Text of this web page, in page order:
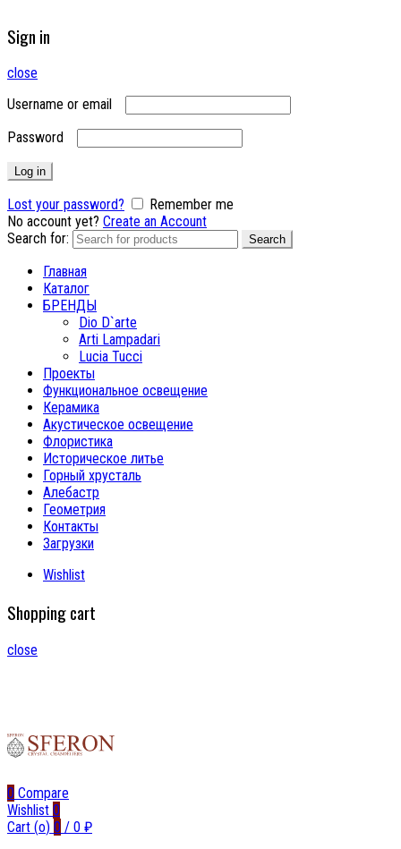
Sign in
close
Username or email
Password
Log in
Lost your password?
Remember me
No account yet? Create an Account
Search for:
Search
Главная
Каталог
БРЕНДЫ
Dio D`arte
Arti Lampadari
Lucia Tucci
Проекты
Функциональное освещение
Керамика
Акустическое освещение
Флористика
Историческое литье
Горный хрусталь
Алебастр
Геометрия
Контакты
Загрузки
Wishlist
Shopping cart
close
0 Compare
Wishlist 0
Cart (o) 0 / 0 ₽